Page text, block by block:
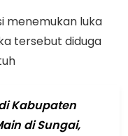
menemukan luka
tersebut diduga
Kabupaten
di Sungai,